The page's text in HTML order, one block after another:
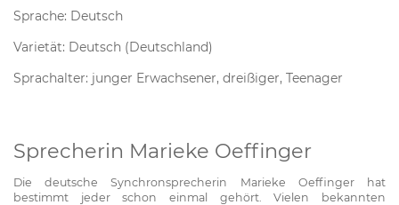
Sprache: Deutsch
Varietät: Deutsch (Deutschland)
Sprachalter: junger Erwachsener, dreißiger, Teenager
Sprecherin Marieke Oeffinger
Die deutsche Synchronsprecherin Marieke Oeffinger hat
bestimmt jeder schon einmal gehört. Vielen bekannten